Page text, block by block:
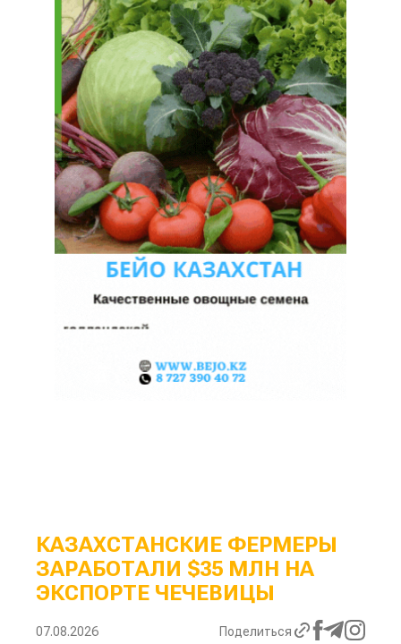
КАЗАХСТАНСКИЕ ФЕРМЕРЫ
ЗАРАБОТАЛИ $35 МЛН НА
ЭКСПОРТЕ ЧЕЧЕВИЦЫ
07.08.2026 Поделиться